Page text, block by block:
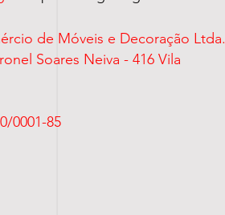
de Móveis e Decoração Ltda.
Soares Neiva - 416 Vila
000
0001-85